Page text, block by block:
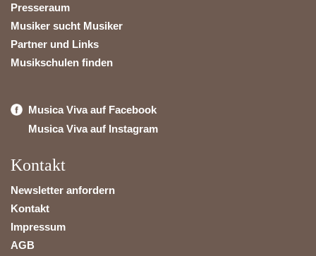
Presseraum
Musiker sucht Musiker
Partner und Links
Musikschulen finden
Musica Viva auf Facebook
Musica Viva auf Instagram
Kontakt
Newsletter anfordern
Kontakt
Impressum
AGB